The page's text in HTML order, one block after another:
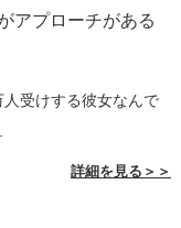
アプローチがある
人受けする彼女なんで
詳細を見る＞＞